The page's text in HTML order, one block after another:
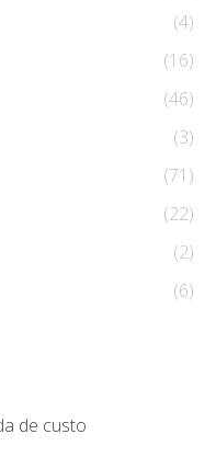
(4)
(16)
(46)
(3)
(71)
(22)
(2)
(6)
de custo